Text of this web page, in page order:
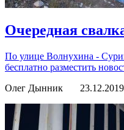
Очередная
По улице Волнухина -
бесплатно разместить
Олег Дынник
23.12.2019